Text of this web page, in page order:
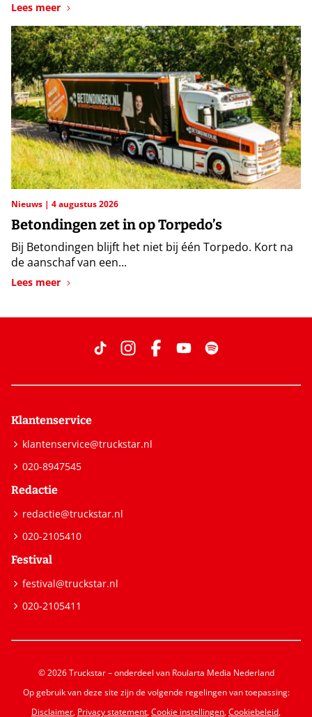
Lees meer
Nieuws 4 augustus 2026
Betondingen zet in op Torpedo’s
Bij Betondingen blijft het niet bij één Torpedo. Kort na
de aanschaf van een...
Lees meer
Klantenservice
klantenservice@truckstar.nl
020-8947545
Redactie
redactie@truckstar.nl
020-2105410
Festival
festival@truckstar.nl
020-2105411
© 2026 Truckstar – onderdeel van Roularta Media Nederland
Op gebruik van deze site zijn de volgende regelingen van toepassing:
Disclaimer, Privacy statement,Cookie instellingen,Cookiebeleid,